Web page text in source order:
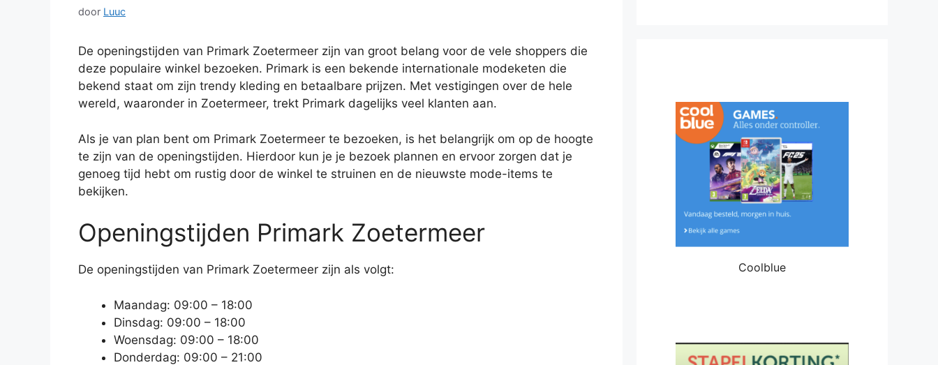
door Luuc
De openingstijden van Primark Zoetermeer zijn van groot belang voor de vele shoppers die
deze populaire winkel bezoeken. Primark is een bekende internationale modeketen die
bekend staat om zijn trendy kleding en betaalbare prijzen. Met vestigingen over de hele
wereld, waaronder in Zoetermeer, trekt Primark dagelijks veel klanten aan.
Als je van plan bent om Primark Zoetermeer te bezoeken, is het belangrijk om op de hoogte
te zijn van de openingstijden. Hierdoor kun je je bezoek plannen en ervoor zorgen dat je
genoeg tijd hebt om rustig door de winkel te struinen en de nieuwste mode-items te
bekijken.
Openingstijden Primark Zoetermeer
De openingstijden van Primark Zoetermeer zijn als volgt:
Maandag: 09:00 – 18:00
Dinsdag: 09:00 – 18:00
Woensdag: 09:00 – 18:00
Donderdag: 09:00 – 21:00
Coolblue